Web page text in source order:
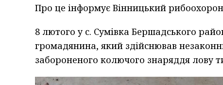
Про це інформує Вінницький
8 лютого у с. Сумівка Бершадського
громадянина, який здійснював
забороненого колючого знаряддя лову